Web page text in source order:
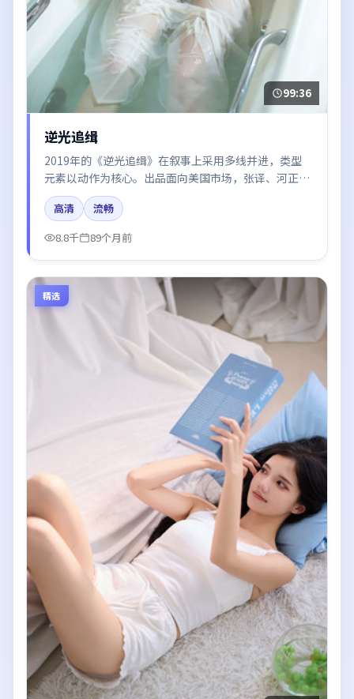
99:36
逆光追缉
2019年的《逆光追缉》在叙事上采用多线并进，类型
元素以动作为核心。出品面向美国市场，张译、河正
宇、倪妮、肖战所饰角色推动关键反转，结尾留白引发
讨论。
高清
流畅
8.8千
89个月前
精选